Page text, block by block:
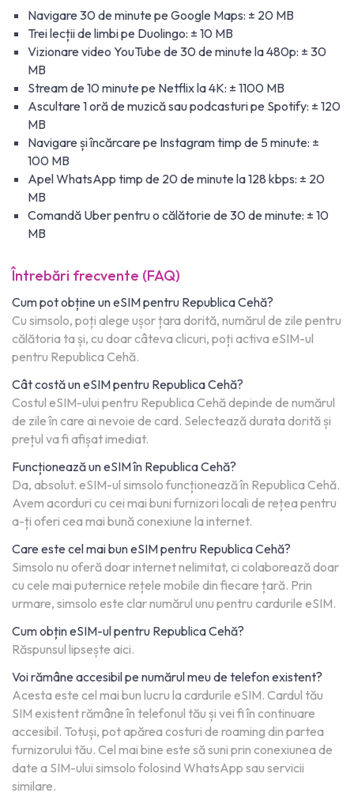
Navigare 30 de minute pe Google Maps: ± 20 MB
Trei lecții de limbi pe Duolingo: ± 10 MB
Vizionare video YouTube de 30 de minute la 480p: ± 30
MB
Stream de 10 minute pe Netflix la 4K: ± 1100 MB
Ascultare 1 oră de muzică sau podcasturi pe Spotify: ± 120
MB
Navigare și încărcare pe Instagram timp de 5 minute: ±
100 MB
Apel WhatsApp timp de 20 de minute la 128 kbps: ± 20
MB
Comandă Uber pentru o călătorie de 30 de minute: ± 10
MB
Întrebări frecvente (FAQ)
Cum pot obține un eSIM pentru Republica Cehă?
Cu simsolo, poți alege ușor țara dorită, numărul de zile pentru
călătoria ta și, cu doar câteva clicuri, poți activa eSIM-ul
pentru Republica Cehă.
Cât costă un eSIM pentru Republica Cehă?
Costul eSIM-ului pentru Republica Cehă depinde de numărul
de zile în care ai nevoie de card. Selectează durata dorită și
prețul va fi afișat imediat.
Funcționează un eSIM în Republica Cehă?
Da, absolut. eSIM-ul simsolo funcționează în Republica Cehă.
Avem acorduri cu cei mai buni furnizori locali de rețea pentru
a-ți oferi cea mai bună conexiune la internet.
Care este cel mai bun eSIM pentru Republica Cehă?
Simsolo nu oferă doar internet nelimitat, ci colaborează doar
cu cele mai puternice rețele mobile din fiecare țară. Prin
urmare, simsolo este clar numărul unu pentru cardurile eSIM.
Cum obțin eSIM-ul pentru Republica Cehă?
Răspunsul lipsește aici.
Voi rămâne accesibil pe numărul meu de telefon existent?
Acesta este cel mai bun lucru la cardurile eSIM. Cardul tău
SIM existent rămâne în telefonul tău și vei fi în continuare
accesibil. Totuși, pot apărea costuri de roaming din partea
furnizorului tău. Cel mai bine este să suni prin conexiunea de
date a SIM-ului simsolo folosind WhatsApp sau servicii
similare.